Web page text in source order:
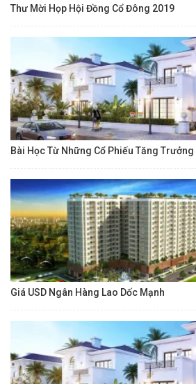
Thư Mời Họp Hội Đồng Cổ Đông 2019
Bài Học Từ Những Cổ Phiếu Tăng
Giá USD Ngân Hàng Lao Dốc Mạnh